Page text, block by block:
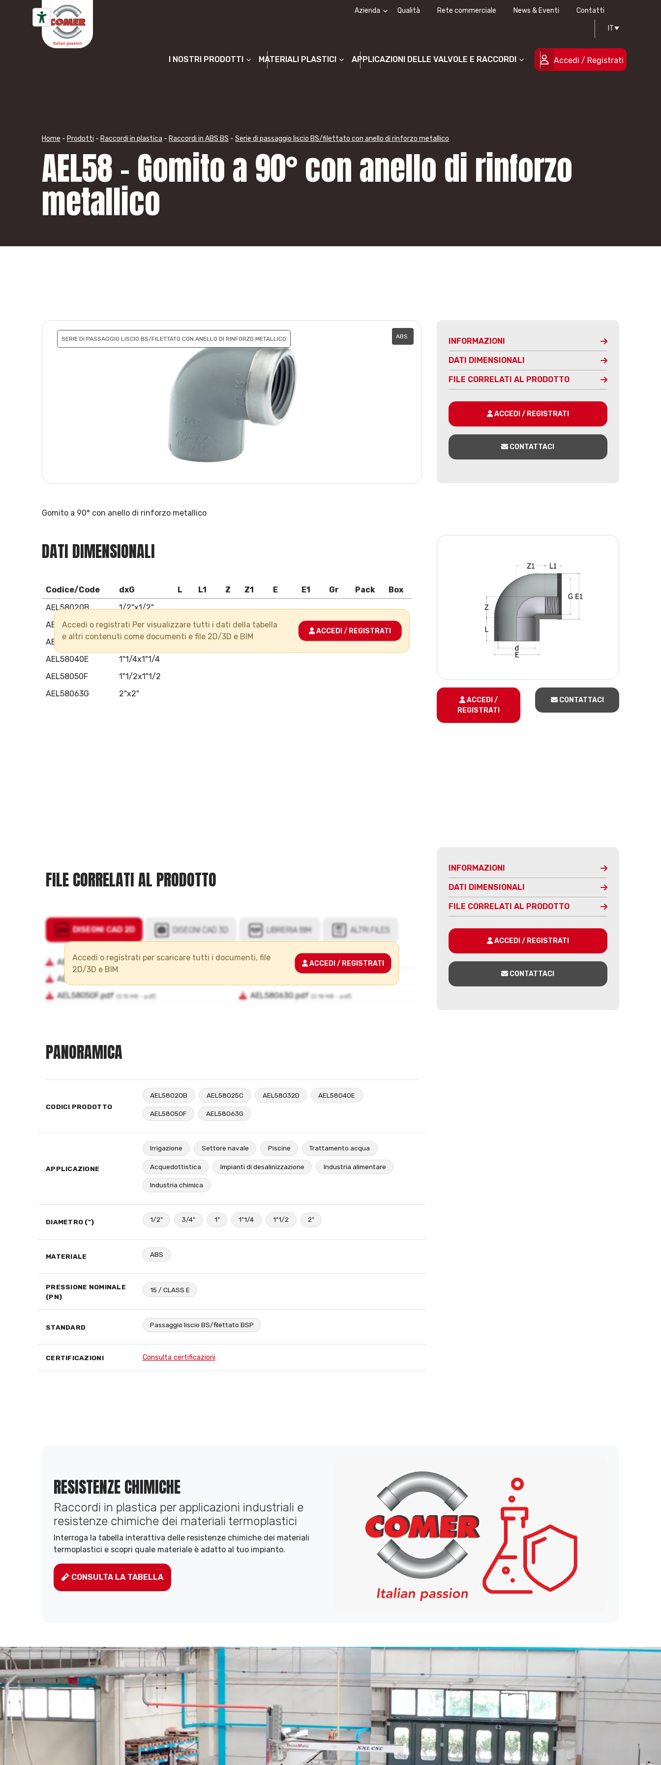
Vai al contenuto
Azienda
Certificazioni di qualità
Progetti cofinanziati
Qualità Rete commerciale News & Eventi Contatti
IT
I NOSTRI PRODOTTI MATERIALI PLASTICI APPLICAZIONI DELLE VALVOLE E RACCORDI Accedi / Registrati
Home - Prodotti - Raccordi in plastica - Raccordi in ABS BS - Serie di passaggio liscio BS/filettato con anello di rinforzo metallico
AEL58 – Gomito a 90° con anello di rinforzo
metallico
SERIE DI PASSAGGIO LISCIO BS/FILETTATO CON ANELLO DI RINFORZO METALLICO ABS
Gomito a 90° con anello di rinforzo metallico
INFORMAZIONI
DATI DIMENSIONALI
FILE CORRELATI AL PRODOTTO
ACCEDI / REGISTRATI
CONTATTACI
DATI DIMENSIONALI
Codice/Code dxG L L1 Z Z1 E E1 Gr Pack
Box
AEL58020B
1/2"x1/2"
AEL58025C
3/4"x3/4"
AEL58032D
1"x1"
AEL58040E
1"1/4x1"1/4
AEL58050F
1"1/2x1"1/2
AEL58063G
2"x2"
Accedi o registrati Per visualizzare tutti i dati della tabella
e altri contenuti come documenti e file 2D/3D e BIM
ACCEDI / REGISTRATI
ACCEDI /
REGISTRATI
CONTATTACI
FILE CORRELATI AL PRODOTTO
Accedi o registrati per scaricare tutti i documenti, file
2D/3D e BIM
ACCEDI / REGISTRATI
PANORAMICA
CODICI PRODOTTO
AEL58020B AEL58025C AEL58032D AEL58040E
AEL58050F AEL58063G
APPLICAZIONE
Irrigazione Settore navale Piscine Trattamento acqua
Acquedottistica Impianti di desalinizzazione Industria alimentare
Industria chimica
DIAMETRO (") 1/2" 3/4" 1" 1"1/4 1"1/2 2"
MATERIALE ABS
PRESSIONE NOMINALE
(PN)
15 / CLASS E
STANDARD Passaggio liscio BS/filettato BSP
CERTIFICAZIONI Consulta certificazioni
INFORMAZIONI
DATI DIMENSIONALI
FILE CORRELATI AL PRODOTTO
ACCEDI / REGISTRATI
CONTATTACI
RESISTENZE CHIMICHE
Raccordi in plastica per applicazioni industriali e
resistenze chimiche dei materiali termoplastici
Interroga la tabella interattiva delle resistenze chimiche dei materiali
termoplastici e scopri quale materiale è adatto al tuo impianto.
CONSULTA LA TABELLA